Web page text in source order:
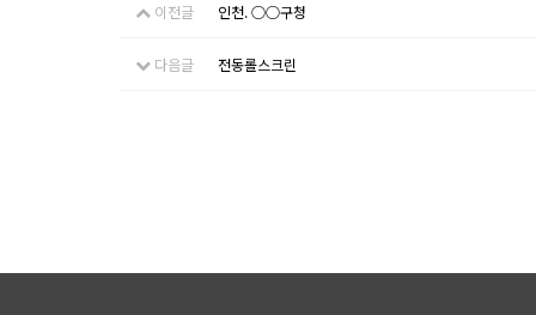
이전글 인천. ○○구청
다음글 전동롤스크린